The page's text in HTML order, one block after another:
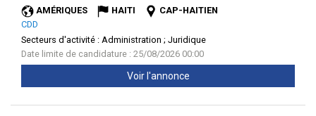
AMÉRIQUES HAITI
CAP-HAITIEN
CDD
Secteurs d'activité : Administration ; Juridique
Date limite de candidature : 25/08/2026 00:00
Voir l'annonce